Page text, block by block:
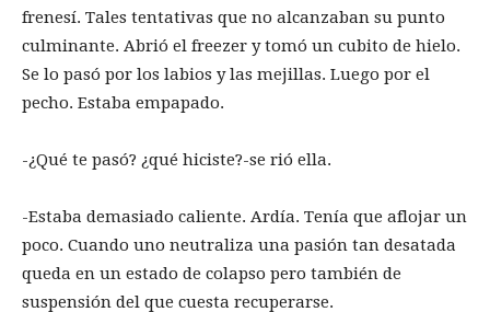
frenesí. Tales tentativas que no alcanzaban su punto
culminante. Abrió el freezer y tomó un cubito de hielo.
Se lo pasó por los labios y las mejillas. Luego por el
pecho. Estaba empapado.
-¿Qué te pasó? ¿qué hiciste?-se rió ella.
-Estaba demasiado caliente. Ardía. Tenía que aflojar un
poco. Cuando uno neutraliza una pasión tan desatada
queda en un estado de colapso pero también de
suspensión del que cuesta recuperarse.